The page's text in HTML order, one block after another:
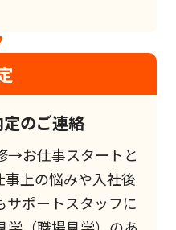
のご連絡
→お仕事スタートと
事上の悩みや入社後
サポートスタッフに